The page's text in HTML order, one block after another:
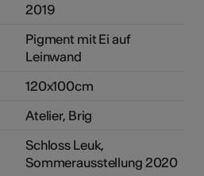
2019
Pigment mit Ei auf
Leinwand
120x100cm
Atelier, Brig
Schloss Leuk,
Sommerausstellung 2020